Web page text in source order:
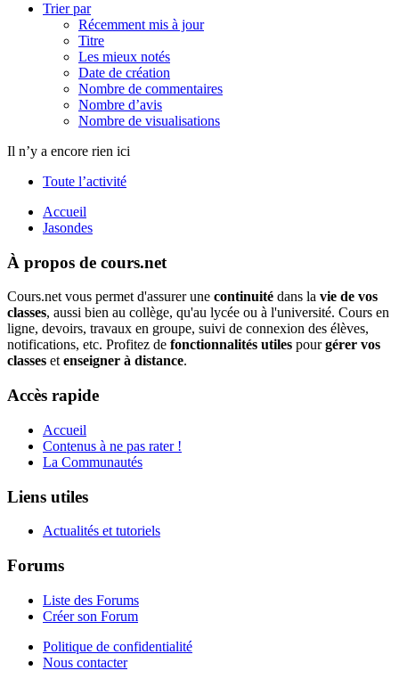
Trier par
Récemment mis à jour
Titre
Les mieux notés
Date de création
Nombre de commentaires
Nombre d’avis
Nombre de visualisations
Il n’y a encore rien ici
Toute l’activité
Accueil
Jasondes
À propos de cours.net
Cours.net vous permet d'assurer une continuité dans la vie de vos
classes, aussi bien au collège, qu'au lycée ou à l'université. Cours en
ligne, devoirs, travaux en groupe, suivi de connexion des élèves,
notifications, etc. Profitez de fonctionnalités utiles pourgérer vos
classes etenseigner à distance.
Accès rapide
Accueil
Contenus à ne pas rater !
La Communautés
Liens utiles
Actualités et tutoriels
Forums
Liste des Forums
Créer son Forum
Politique de confidentialité
Nous contacter